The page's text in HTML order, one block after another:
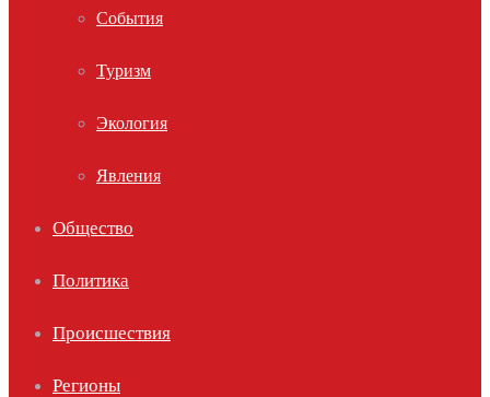
События
Туризм
Экология
Явления
Общество
Политика
Происшествия
Регионы